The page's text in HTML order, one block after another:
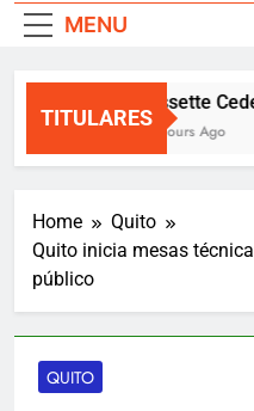
MENU
TITULARES
Lissette
3 Hours Ago
Home
Quito
Quito inicia mesas
público
QUITO